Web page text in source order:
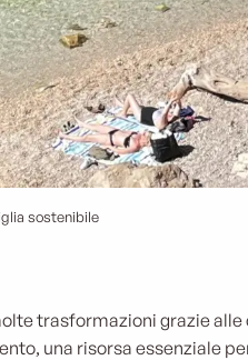
sostenibile
trasformazioni grazie
una risorsa essenziale